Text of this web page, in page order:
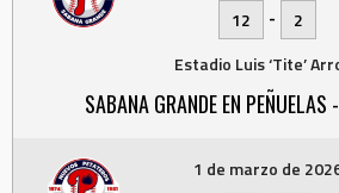
12
-
2
Estadio Luis ‘Tite’
SABANA GRANDE EN
1 de marzo de